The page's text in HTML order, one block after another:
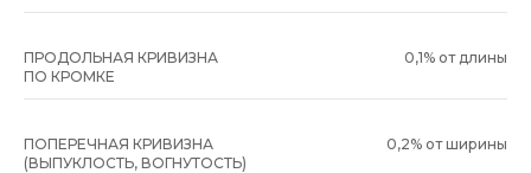
ПРОДОЛЬНАЯ КРИВИЗНА
ПО КРОМКЕ
0,1% от длины
ПОПЕРЕЧНАЯ КРИВИЗНА
(ВЫПУКЛОСТЬ, ВОГНУТОСТЬ)
0,2% от ширины